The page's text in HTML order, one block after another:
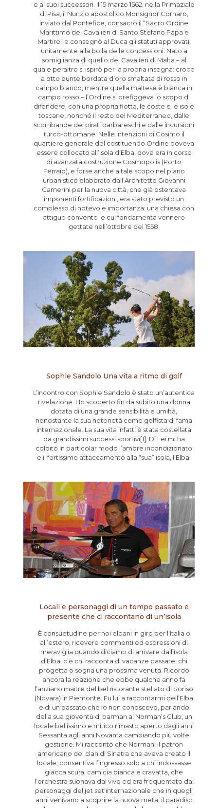
e ai suoi successori. Il 15 marzo 1562, nella Primaziale
di Pisa, il Nunzio apostolico Monsignor Cornaro,
inviato dal Pontefice, consacrò il “Sacro Ordine
Marittimo dei Cavalieri di Santo Stefano Papa e
Martire” e consegnò al Duca gli statuti approvati,
unitamente alla bolla delle concessioni. Nato a
somiglianza di quello dei Cavalieri di Malta – al
quale peraltro si ispirò per la propria insegna: croce
a otto punte bordata d’oro smaltata di rosso in
campo bianco, mentre quella maltese è bianca in
campo rosso – l’Ordine si prefiggeva lo scopo di
difendere, con una propria flotta, le coste e le isole
toscane, nonché il resto del Mediterraneo, dalle
scorribande dei pirati barbareschi e dalle incursioni
turco-ottomane. Nelle intenzioni di Cosimo il
quartiere generale del costituendo Ordine doveva
essere collocato all’Isola d’Elba, dove era in corso
di avanzata costruzione Cosmopolis (Porto
Ferraio), e forse anche a tale scopo nel piano
urbanistico elaborato dall’Architetto Giovanni
Camerini per la nuova città, che già ostentava
imponenti fortificazioni, era stato previsto un
complesso di notevole importanza: una chiesa con
attiguo convento le cui fondamenta vennero
gettate nell’ottobre del 1558.
Sophie Sandolo Una vita a ritmo di golf
L’incontro con Sophie Sandolo è stato un’autentica
rivelazione. Ho scoperto fin da subito una donna
dotata di una grande sensibilità e umiltà,
nonostante la sua notorietà come golfista di fama
internazionale. La sua vita infatti è stata costellata
da grandissimi successi sportivi[1]. Di Lei mi ha
colpito in particolar modo l’amore incondizionato
e il fortissimo attaccamento alla “sua” isola, l’Elba.
Locali e personaggi di un tempo passato e
presente che ci raccontano di un’isola
È consuetudine per noi elbani in giro per l’Italia o
all’estero, ricevere commenti ed espressioni di
meraviglia quando diciamo di arrivare dall’isola
d’Elba: c’è chi racconta di vacanze passate, chi
progetta o sogna una prossima venuta. Ricordo
ancora la reazione che ebbe qualche anno fa
l’anziano maitre del bel ristorante stellato di Soriso
(Novara) in Piemonte. Fu lui a raccontarmi dell’Elba
e di un passato che io non conoscevo, parlando
della sua gioventù di barman al Norman’s Club, un
locale bellissimo e mitico rimasto aperto dagli anni
Sessanta agli anni Novanta cambiando più volte
gestione. Mi raccontò che Norman, il patron
americano del clan di Sinatra che aveva creato il
locale, consentiva l’ingresso solo a chi indossasse
giacca scura, camicia bianca e cravatta, che
l’orchestra suonava dal vivo ed era frequentato dai
personaggi del jet set internazionale che in quegli
anni venivano a scoprire la nuova meta, il paradiso